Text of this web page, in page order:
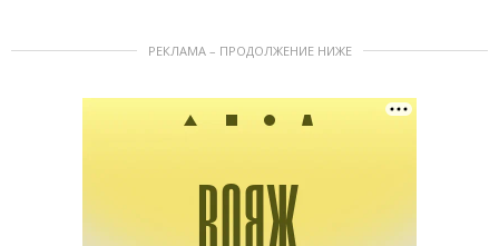
РЕКЛАМА – ПРОДОЛЖЕНИЕ НИЖЕ